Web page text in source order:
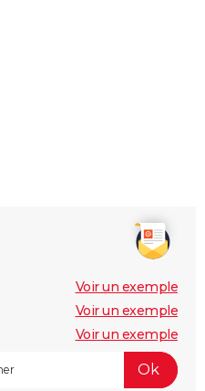
Voir un exemple
Voir un exemple
Voir un exemple